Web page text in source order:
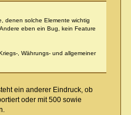
denen solche Elemente wichtig
eben ein Bug, kein Feature
, Währungs- und allgemeiner
ein anderer Eindruck, ob
oder mit 500 sowie